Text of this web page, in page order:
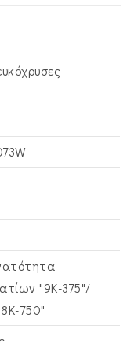
"9Κ-375"/
750"